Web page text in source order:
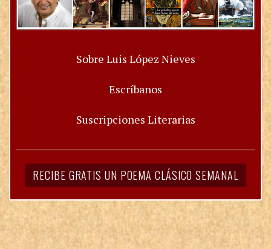
Sobre Luis López Nieves
Escríbanos
Suscripciones Literarias
RECIBE GRATIS UN POEMA CLÁSICO SEMANAL